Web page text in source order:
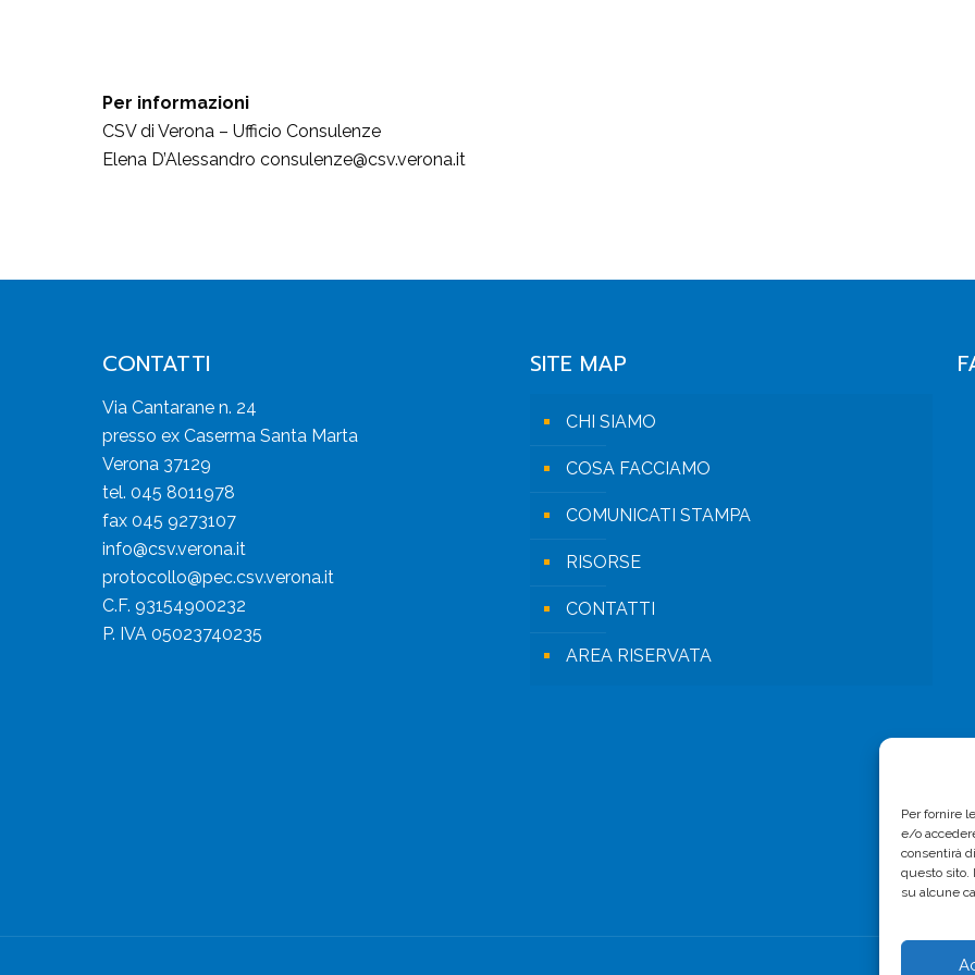
Per fornire
e/o
consentirà
questo sito.
su alcune
Per informazioni
CSV di Verona – Ufficio Consulenze
Elena D’Alessandro consulenze@csv.verona.it
CONTATTI
Via Cantarane n. 24
presso ex Caserma Santa Marta
Verona 37129
tel. 045 8011978
fax 045 9273107
info@csv.verona.it
protocollo@pec.csv.verona.it
C.F. 93154900232
P. IVA 05023740235
SITE MAP
CHI SIAMO
COSA FACCIAMO
COMUNICATI STAMPA
RISORSE
CONTATTI
AREA RISERVATA